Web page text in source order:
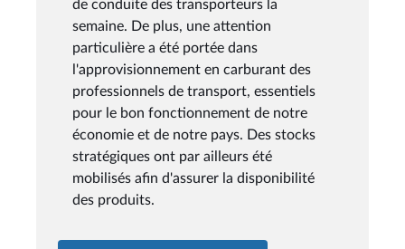
de conduite des transporteurs la
semaine. De plus, une attention
particulière a été portée dans
l'approvisionnement en carburant des
professionnels de transport, essentiels
pour le bon fonctionnement de notre
économie et de notre pays. Des stocks
stratégiques ont par ailleurs été
mobilisés afin d'assurer la disponibilité
des produits.